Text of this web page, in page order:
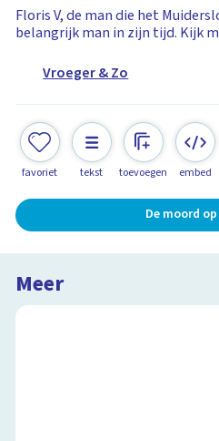
Floris V, de man die het
belangrijk man in zijn tijd. Kijk
Vroeger & Zo
favoriet tekst toevoegen embed
De moord
Meer